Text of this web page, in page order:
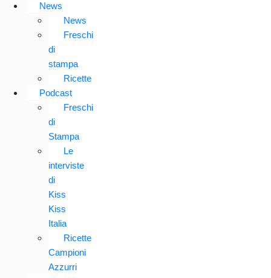
News
News
Freschi
di
stampa
Ricette
Podcast
Freschi
di
Stampa
Le
interviste
di
Kiss
Kiss
Italia
Ricette
Campioni
Azzurri